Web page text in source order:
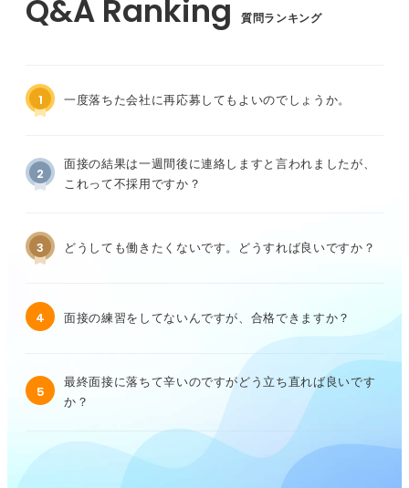
質問ランキング
1 一度落ちた会社に再応募してもよいのでしょうか。
2
面接の結果は一週間後に連絡しますと言われましたが、
これって不採用ですか？
3 どうしても働きたくないです。どうすれば良いですか？
4 面接の練習をしてないんですが、合格できますか？
5
最終面接に落ちて辛いのですがどう立ち直れば良いです
か？